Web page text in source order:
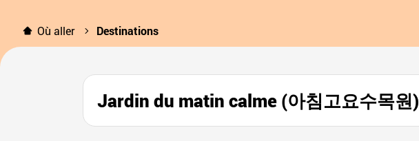
Où aller Destinations
Jardin du matin calme (아침고요수목원)